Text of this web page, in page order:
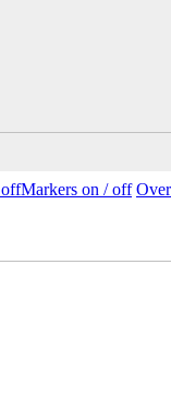
offMarkers on / off